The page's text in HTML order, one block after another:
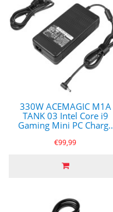
330W ACEMAGIC M1A
TANK 03 Intel Core i9
Gaming Mini PC Charg..
€99,99